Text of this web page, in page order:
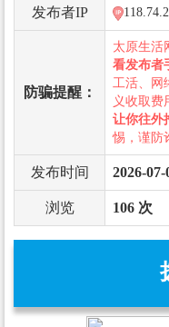
发布者IP
防骗提醒：
太原生活
看发布者
工活、网
义收取费
让你往外
惕，谨防
发布时间 2026-
浏览 106 次